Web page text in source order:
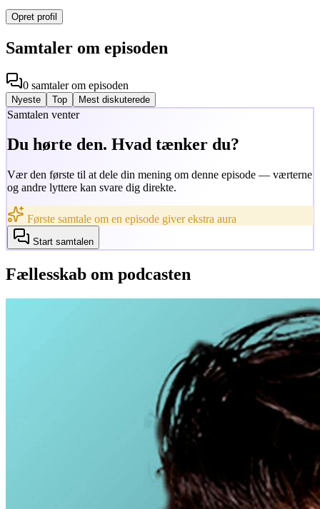
Opret profil
Samtaler om episoden
0 samtalerom episoden
Nyeste Top Mest diskuterede
Samtalen venter
Du hørte den. Hvad tænker du?
Vær den første til at dele din mening om denne episode — værterne
og andre lyttere kan svare dig direkte.
Første samtale om en episode giver ekstra aura
Start samtalen
Fællesskab om podcasten